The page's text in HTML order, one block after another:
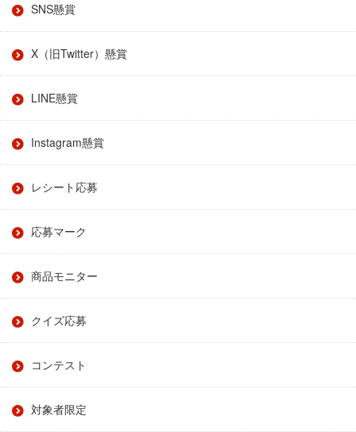
SNS懸賞
X（旧Twitter）懸賞
LINE懸賞
Instagram懸賞
レシート応募
応募マーク
商品モニター
クイズ応募
コンテスト
対象者限定